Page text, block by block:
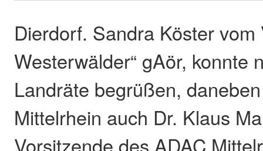
Dierdorf. Sandra Köster vom
Westerwälder“ gAör, konnte
Landräte begrüßen,
Mittelrhein auch Dr. Klaus
Vorsitzende des ADAC